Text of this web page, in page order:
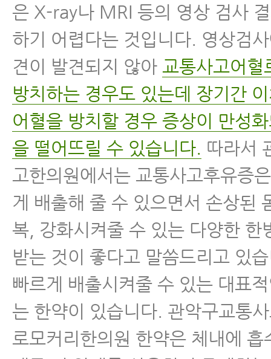
은 X-ray나 MRI 등의 영상 검사
하기 어렵다는 것입니다. 영상검
견이 발견되지 않아 교통사고어혈
방치하는 경우도 있는데 장기간
어혈을 방치할 경우 증상이 만성
을 떨어뜨릴 수 있습니다. 따라서
고한의원에서는 교통사고후유증
게 배출해 줄 수 있으면서 손상된
복, 강화시켜줄 수 있는 다양한 한
받는 것이 좋다고 말씀드리고 있
빠르게 배출시켜줄 수 있는 대표
는 한약이 있습니다. 관악구교통
로모커리한의원 한약은 체내에 흡